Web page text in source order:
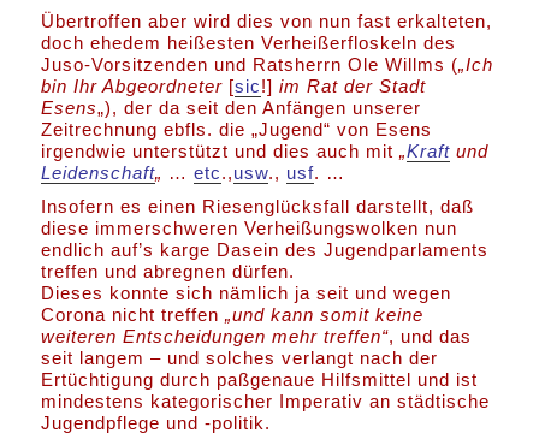
Übertroffen aber wird dies von nun fast erkalteten,
doch ehedem heißesten Verheißerfloskeln des
Juso-Vorsitzenden und Ratsherrn Ole Willms („Ich
bin Ihr Abgeordneter [sic!]im Rat der Stadt
Esens„), der da seit den Anfängen unserer
Zeitrechnung ebfls. die „Jugend“ von Esens
irgendwie unterstützt und dies auch mit„Kraft und
Leidenschaft„ …etc.,usw., usf. …
Insofern es einen Riesenglücksfall darstellt, daß
diese immerschweren Verheißungswolken nun
endlich auf’s karge Dasein des Jugendparlaments
treffen und abregnen dürfen.
Dieses konnte sich nämlich ja seit und wegen
Corona nicht treffen„und kann somit keine
weiteren Entscheidungen mehr treffen“, und das
seit langem – und solches verlangt nach der
Ertüchtigung durch paßgenaue Hilfsmittel und ist
mindestens kategorischer Imperativ an städtische
Jugendpflege und -politik.